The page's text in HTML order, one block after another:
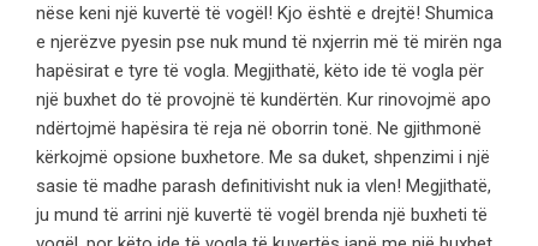
nëse keni një kuvertë të vogël! Kjo është e drejtë! Shumica
e njerëzve pyesin pse nuk mund të nxjerrin më të mirën nga
hapësirat e tyre të vogla. Megjithatë, këto ide të vogla për
një buxhet do të provojnë të kundërtën. Kur rinovojmë apo
ndërtojmë hapësira të reja në oborrin tonë. Ne gjithmonë
kërkojmë opsione buxhetore. Me sa duket, shpenzimi i një
sasie të madhe parash definitivisht nuk ia vlen! Megjithatë,
ju mund të arrini një kuvertë të vogël brenda një buxheti të